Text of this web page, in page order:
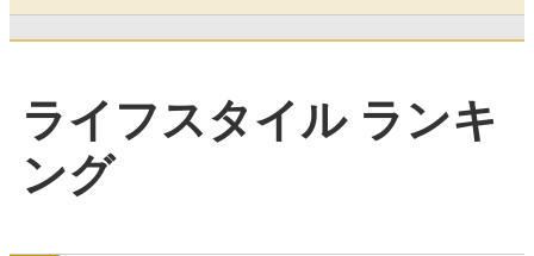
ライフスタイル ランキ
ング